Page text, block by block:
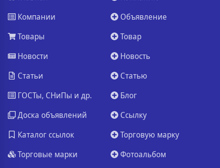
Компании
Товары
Новости
Статьи
ГОСТы, СНиПы и др.
Доска объявлений
Каталог ссылок
Торговые марки
Объявление
Товар
Новость
Статью
Блог
Ссылку
Торговую марку
Фотоальбом